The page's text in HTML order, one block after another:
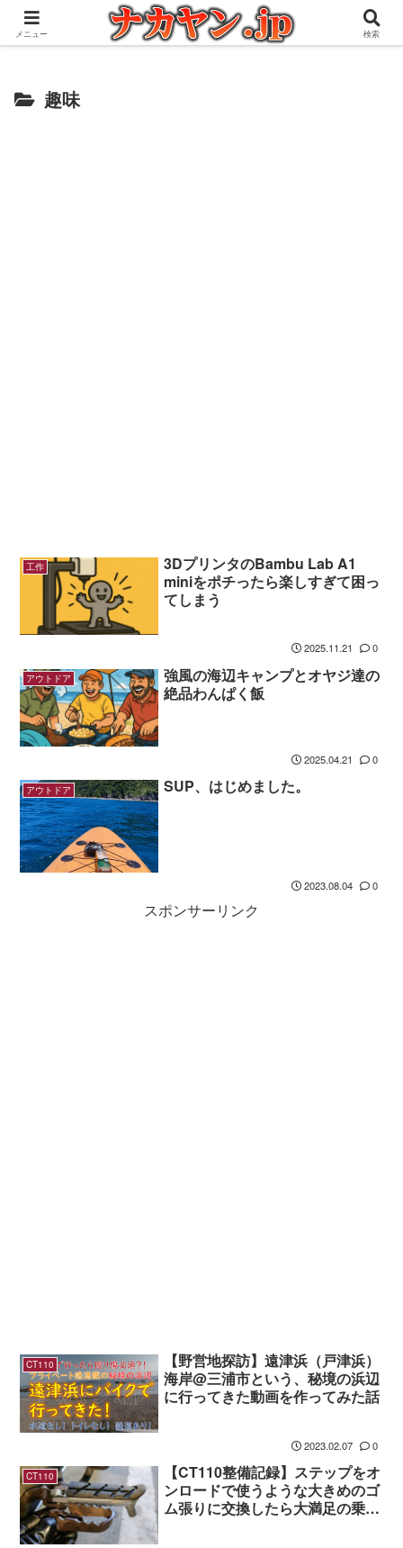
アウトドアとガジェット好きな管理人の愉快な日々を綴るブログ
趣味
工作
3DプリンタのBambu Lab A1
miniをポチったら楽しすぎて困っ
てしまう
2025.11.21 0
アウトドア
強風の海辺キャンプとオヤジ達の
絶品わんぱく飯
2025.04.21 0
アウトドア SUP、はじめました。
2023.08.04 0
スポンサーリンク
CT110
【野営地探訪】遠津浜（戸津浜）
海岸@三浦市という、秘境の浜辺
に行ってきた動画を作ってみた話
2023.02.07 0
CT110
【CT110整備記録】ステップをオ
ンロードで使うような大きめのゴ
ム張りに交換したら大満足の乗り
メニュー 検索